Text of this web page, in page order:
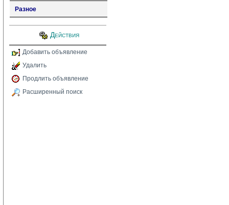
Разное
Действия
Добавить объявление
Удалить
Продлить объявление
Расширенный поиск